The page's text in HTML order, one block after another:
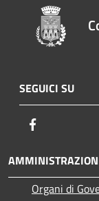
SEGUICI SU
Organi di